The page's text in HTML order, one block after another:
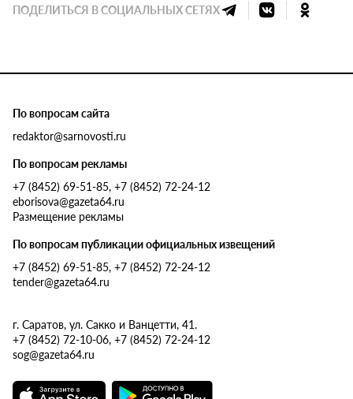
ПОДЕЛИТЬСЯ В СОЦИАЛЬНЫХ СЕТЯХ
По вопросам сайта
redaktor@sarnovosti.ru
По вопросам рекламы
+7 (8452) 69-51-85, +7 (8452) 72-24-12
eborisova@gazeta64.ru
Размещение рекламы
По вопросам публикации официальных извещений
+7 (8452) 69-51-85, +7 (8452) 72-24-12
tender@gazeta64.ru
г. Саратов, ул. Сакко и Ванцетти, 41.
+7 (8452) 72-10-06, +7 (8452) 72-24-12
sog@gazeta64.ru